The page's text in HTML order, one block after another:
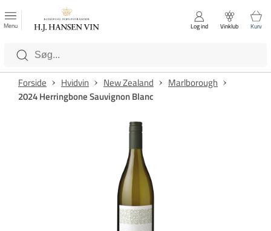
Luk
Kategorier
Menu Log ind Vinklub Kurv
Forside Hvidvin New Zealand
Marlborough
2024 Herringbone Sauvignon Blanc